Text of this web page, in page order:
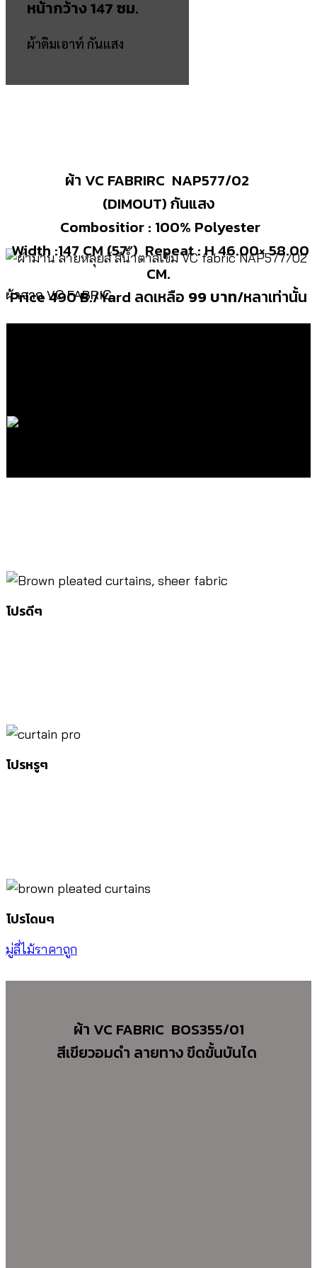
หน้ากว้าง 147 ซม.
ผ้าดิมเอาท์ กันแสง
ผ้าจาก VC FABRIC
ผ้า VC FABRIRC NAP577/02
(DIMOUT) กันแสง
Combositior : 100% Polyester
Width :147 CM (57”) Repeat : H 46.00× 58.00
CM.
Price 490 B./Yard ลดเหลือ 99 บาท/หลาเท่านั้น
โปรดีๆ
โปรหรูๆ
โปรโดนๆ
มู่ลี่ไม้ราคาถูก
ผ้า VC FABRIC BOS355/01
สีเขียวอมดำ ลายทาง ขีดขั้นบันได